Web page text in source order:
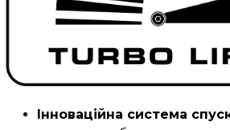
Інноваційна система